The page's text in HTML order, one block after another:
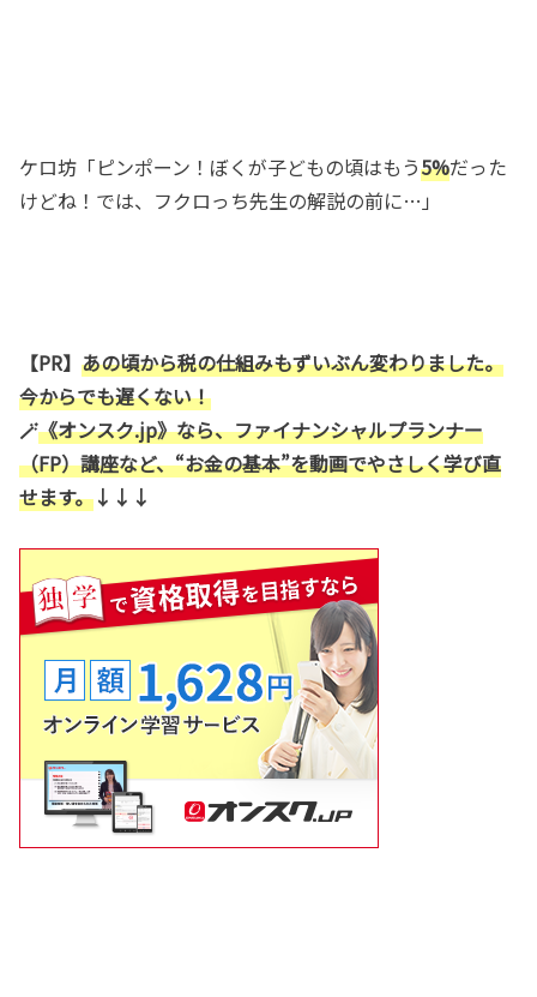
ケロ坊「ピンポーン！ぼくが子どもの頃はもう5%だった
けどね！では、フクロっち先生の解説の前に…」
【PR】 あの頃から税の仕組みもずいぶん変わりました。
今からでも遅くない！
🪄《オンスク.jp》なら、ファイナンシャルプランナー
（FP）講座など、“お金の基本”を動画でやさしく学び直
せます。↓↓↓